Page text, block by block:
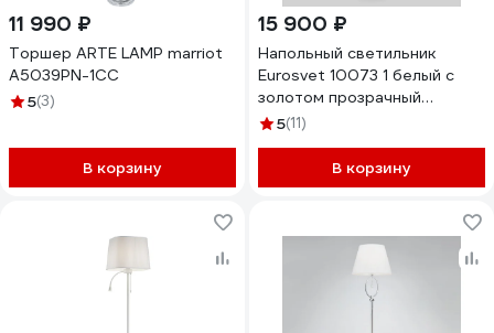
11 990 ₽
Торшер ARTE LAMP marriot
A5039PN-1CC
5(3)
В корзину
15 900 ₽
Напольный светильник
Eurosvet 10073 1 белый с
золотом прозрачный
хрусталь Strotskis
5(11)
В корзину